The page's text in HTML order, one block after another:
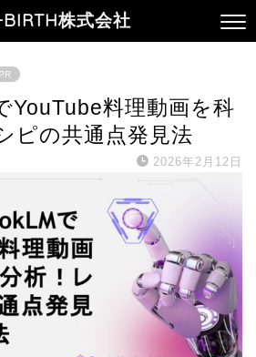
株式会社
PR
YouTube料理動画を科
ピの共通点発見法
2026年2月12日